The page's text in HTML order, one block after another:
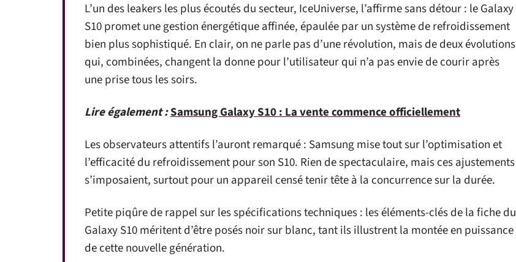
L’un des leakers les plus écoutés du secteur, IceUniverse, l’affirme sans détour : le Galaxy
S10 promet une gestion énergétique affinée, épaulée par un système de refroidissement
bien plus sophistiqué. En clair, on ne parle pas d’une révolution, mais de deux évolutions
qui, combinées, changent la donne pour l’utilisateur qui n’a pas envie de courir après
une prise tous les soirs.
Lire également :Samsung Galaxy S10 : La vente commence officiellement
Les observateurs attentifs l’auront remarqué : Samsung mise tout sur l’optimisation et
l’efficacité du refroidissement pour son S10. Rien de spectaculaire, mais ces ajustements
s’imposaient, surtout pour un appareil censé tenir tête à la concurrence sur la durée.
Petite piqûre de rappel sur les spécifications techniques : les éléments-clés de la fiche du
Galaxy S10 méritent d’être posés noir sur blanc, tant ils illustrent la montée en puissance
de cette nouvelle génération.